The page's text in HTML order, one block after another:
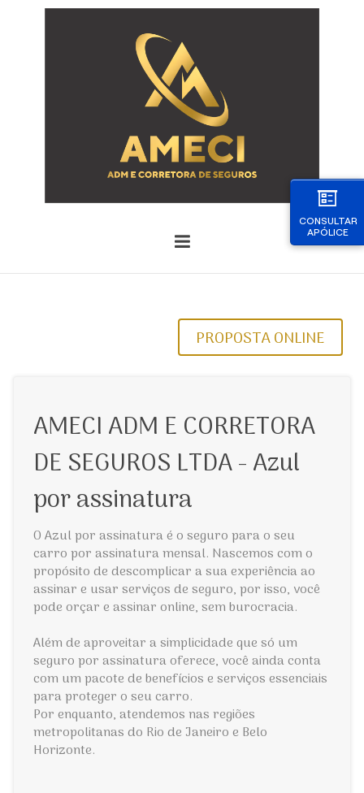
CONSULTAR
APÓLICE
PROPOSTA ONLINE
AMECI ADM E CORRETORA
DE SEGUROS LTDA - Azul
por assinatura
O Azul por assinatura é o seguro para o seu
carro por assinatura mensal. Nascemos com o
propósito de descomplicar a sua experiência ao
assinar e usar serviços de seguro, por isso, você
pode orçar e assinar online, sem burocracia.
Além de aproveitar a simplicidade que só um
seguro por assinatura oferece, você ainda conta
com um pacote de benefícios e serviços essenciais
para proteger o seu carro.
Por enquanto, atendemos nas regiões
metropolitanas do Rio de Janeiro e Belo
Horizonte.